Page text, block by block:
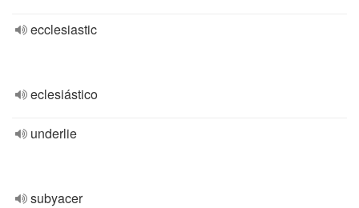
ecclesiastic
eclesiástico
underlie
subyacer